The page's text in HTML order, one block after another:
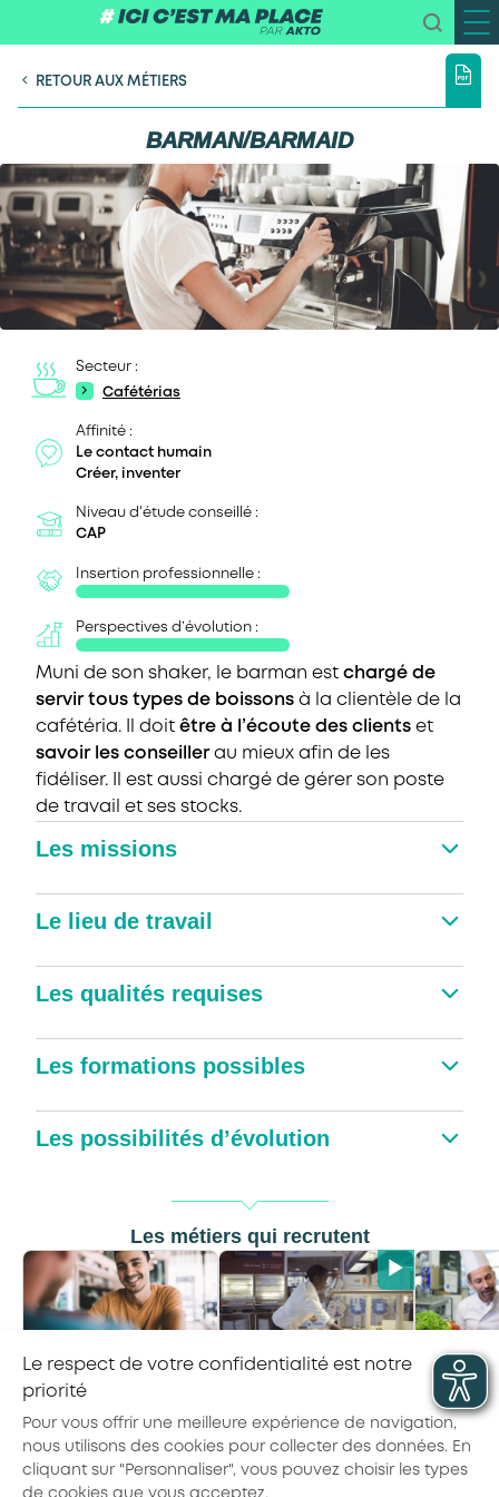
RETOUR AUX MÉTIERS
BARMAN/BARMAID
Secteur :
Cafétérias
Affinité :
Le contact humain
Créer, inventer
Niveau d'étude conseillé :
CAP
Insertion professionnelle :
Perspectives d’évolution :
Muni de son shaker, le barman est chargé de
servir tous types de boissons à la clientèle de la
cafétéria. Il doit être à l’écoute des clients et
savoir les conseillerau mieux afin de les
fidéliser. Il est aussi chargé de gérer son poste
de travail et ses stocks.
Les missions
Le lieu de travail
Les qualités requises
Les formations possibles
Les possibilités d’évolution
Les métiers qui recrutent
Adjoint·e du
directeur
Le respect de votre confidentialité est notre
priorité
Pour vous offrir une meilleure expérience de navigation,
nous utilisons des cookies pour collecter des données. En
cliquant sur "Personnaliser", vous pouvez choisir les types
de cookies que vous acceptez.